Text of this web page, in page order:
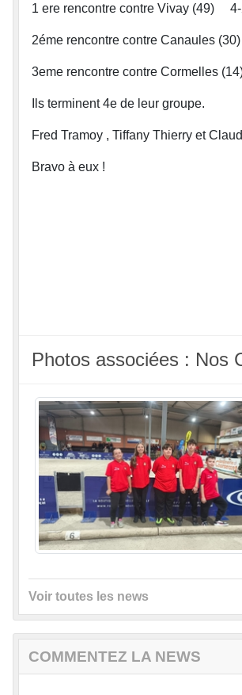
1 ere rencontre contre Vivay (49)
2éme rencontre contre Canaules
3eme rencontre contre Cormelles
Ils terminent 4e de leur groupe.
Fred Tramoy , Tiffany Thierry et
Bravo à eux !
Photos associées : Nos
Voir toutes les news
COMMENTEZ LA NEWS